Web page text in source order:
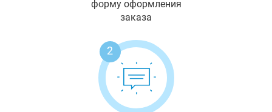
форму оформления
заказа
2